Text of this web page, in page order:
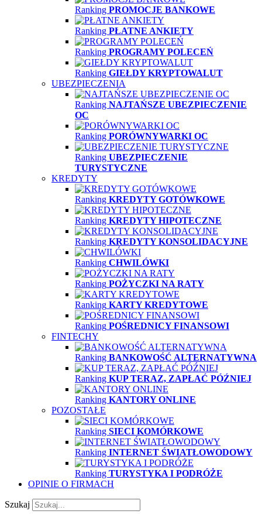
Ranking PROMOCJE BANKOWE
Ranking PŁATNE ANKIETY
Ranking PROGRAMY POLECEŃ
Ranking GIEŁDY KRYPTOWALUT
UBEZPIECZENIA
Ranking NAJTAŃSZE UBEZPIECZENIE
OC
Ranking PORÓWNYWARKI OC
Ranking UBEZPIECZENIE
TURYSTYCZNE
KREDYTY
Ranking KREDYTY GOTÓWKOWE
Ranking KREDYTY HIPOTECZNE
Ranking KREDYTY KONSOLIDACYJNE
Ranking CHWILÓWKI
Ranking POŻYCZKI NA RATY
Ranking KARTY KREDYTOWE
Ranking POŚREDNICY FINANSOWI
FINTECHY
Ranking BANKOWOŚĆ ALTERNATYWNA
Ranking KUP TERAZ, ZAPŁAĆ PÓŹNIEJ
Ranking KANTORY ONLINE
POZOSTAŁE
Ranking SIECI KOMÓRKOWE
Ranking INTERNET ŚWIATŁOWODOWY
Ranking TURYSTYKA I PODRÓŻE
OPINIE O FIRMACH
Szukaj